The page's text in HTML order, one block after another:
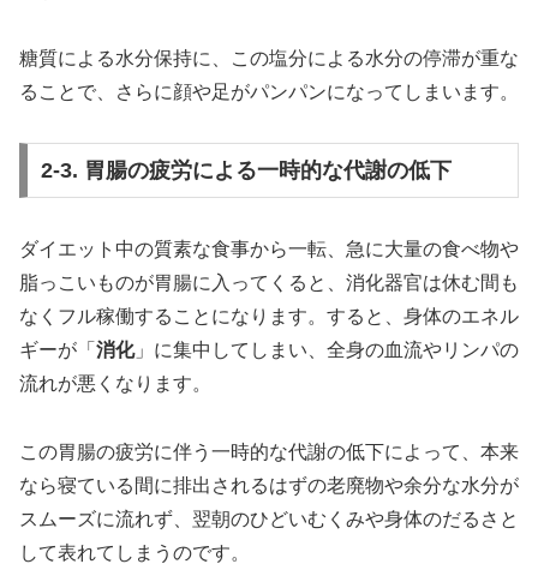
糖質による水分保持に、この塩分による水分の停滞が重な
ることで、さらに顔や足がパンパンになってしまいます。
2-3. 胃腸の疲労による一時的な代謝の低下
ダイエット中の質素な食事から一転、急に大量の食べ物や
脂っこいものが胃腸に入ってくると、消化器官は休む間も
なくフル稼働することになります。すると、身体のエネル
ギーが「 消化」に集中してしまい、全身の血流やリンパの
流れが悪くなります。
この胃腸の疲労に伴う一時的な代謝の低下によって、本来
なら寝ている間に排出されるはずの老廃物や余分な水分が
スムーズに流れず、翌朝のひどいむくみや身体のだるさと
して表れてしまうのです。